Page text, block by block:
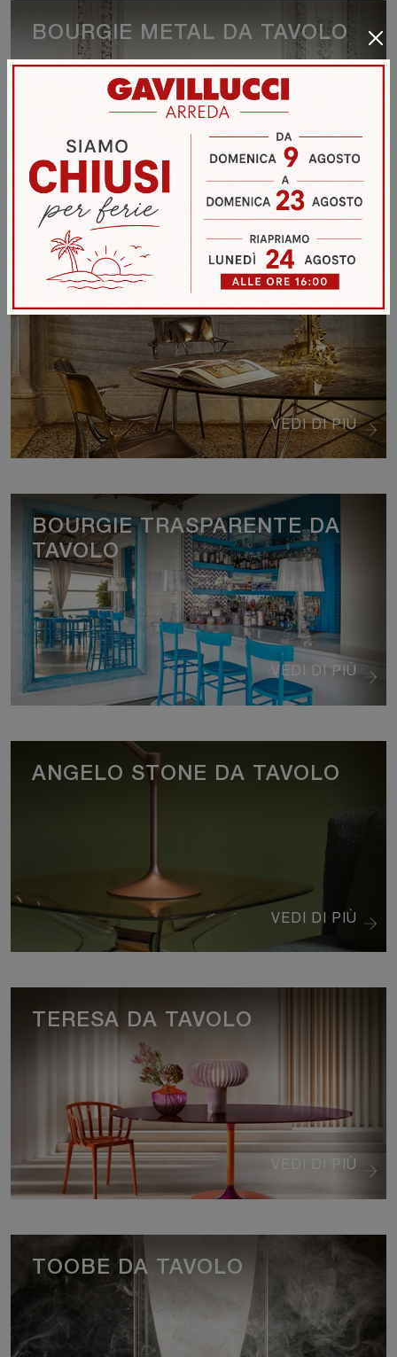
VEDI DI PIÙ
BOURGIE METAL DA TAVOLO
VEDI DI PIÙ
BOURGIE METAL GOLD DA
TAVOLO
VEDI DI PIÙ
BOURGIE TRASPARENTE DA
TAVOLO
VEDI DI PIÙ
ANGELO STONE DA TAVOLO
VEDI DI PIÙ
TERESA DA TAVOLO
TOOBE DA TAVOLO